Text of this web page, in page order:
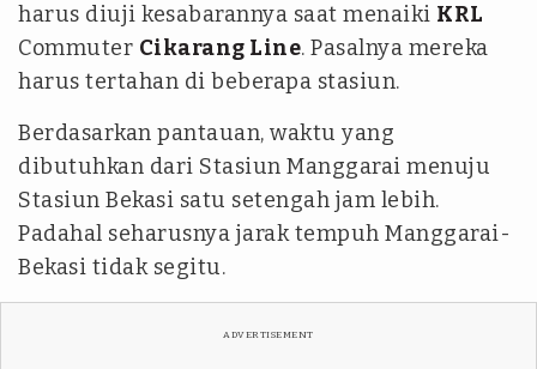
harus diuji kesabarannya saat menaiki KRL
Commuter Cikarang Line. Pasalnya mereka
harus tertahan di beberapa stasiun.
Berdasarkan pantauan, waktu yang
dibutuhkan dari Stasiun Manggarai menuju
Stasiun Bekasi satu setengah jam lebih.
Padahal seharusnya jarak tempuh Manggarai-
Bekasi tidak segitu.
ADVERTISEMENT